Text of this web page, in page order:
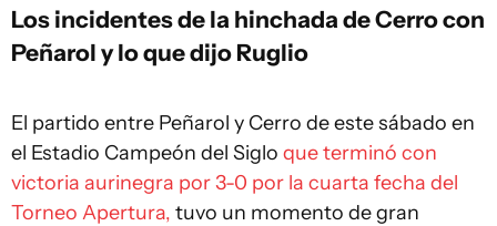
Los incidentes de la hinchada de Cerro con
Peñarol y lo que dijo Ruglio
El partido entre Peñarol y Cerro de este sábado en
el Estadio Campeón del Siglo que terminó con
victoria aurinegra por 3-0 por la cuarta fecha del
Torneo Apertura, tuvo un momento de gran